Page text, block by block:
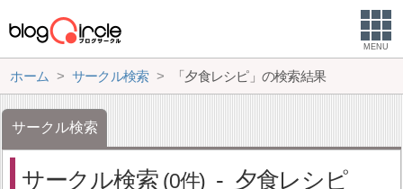
MENU
ホーム サークル検索 「夕食レシピ」の検索結果
サークル検索
サークル検索 0 夕食レシピ